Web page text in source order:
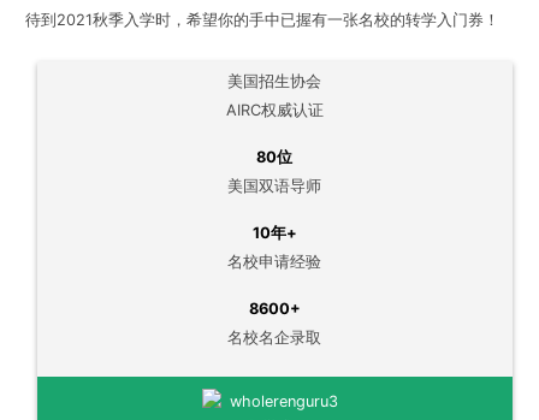
待到2021秋季入学时，希望你的手中已握有一张名校的转学入门券！
美国招生协会
AIRC权威认证
80位
美国双语导师
10年+
名校申请经验
8600+
名校名企录取